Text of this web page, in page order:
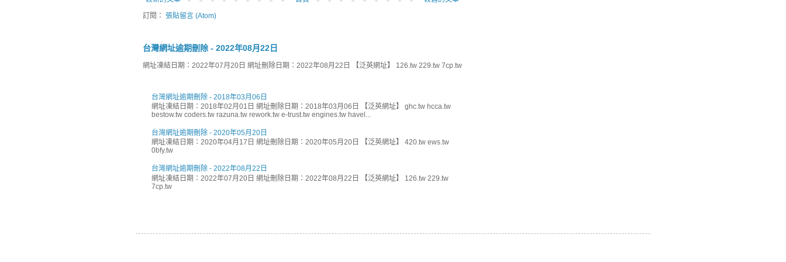
訂閱： 張貼留言 (Atom)
台灣網址逾期刪除 - 2022年08月22日
網址凍結日期：2022年07月20日 網址刪除日期：2022年08月22日 【泛英網址】 126.tw 229.tw 7cp.tw
台灣網址逾期刪除 - 2018年03月06日
網址凍結日期：2018年02月01日 網址刪除日期：2018年03月06日 【泛英網址】 ghc.tw hcca.tw
bestow.tw coders.tw razuna.tw rework.tw e-trust.tw engines.tw havel...
台灣網址逾期刪除 - 2020年05月20日
網址凍結日期：2020年04月17日 網址刪除日期：2020年05月20日 【泛英網址】 420.tw ews.tw
0bfy.tw
台灣網址逾期刪除 - 2022年08月22日
網址凍結日期：2022年07月20日 網址刪除日期：2022年08月22日 【泛英網址】 126.tw 229.tw
7cp.tw